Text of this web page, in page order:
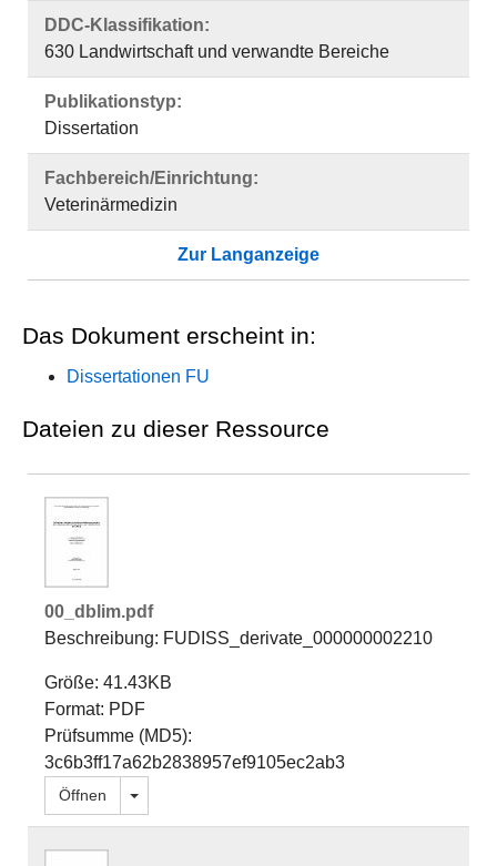
DDC-Klassifikation:
630 Landwirtschaft und verwandte Bereiche
Publikationstyp:
Dissertation
Fachbereich/Einrichtung:
Veterinärmedizin
Zur Langanzeige
Das Dokument erscheint in:
Dissertationen FU
Dateien zu dieser Ressource
00_dblim.pdf
Beschreibung: FUDISS_derivate_000000002210
Größe: 41.43KB
Format: PDF
Prüfsumme (MD5):
3c6b3ff17a62b2838957ef9105ec2ab3
Öffnen Dropdown öffnen